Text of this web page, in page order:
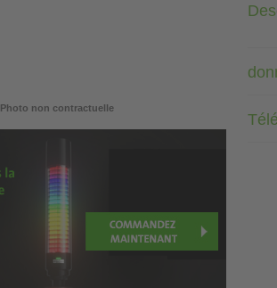
Photo non contractuelle